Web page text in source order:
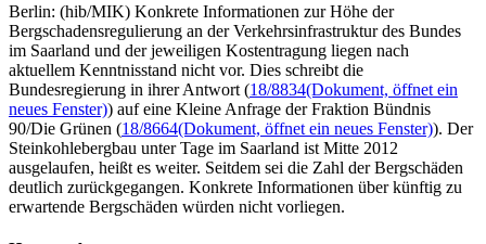
Berlin: (hib/MIK) Konkrete Informationen zur Höhe der
Bergschadensregulierung an der Verkehrsinfrastruktur des Bundes
im Saarland und der jeweiligen Kostentragung liegen nach
aktuellem Kenntnisstand nicht vor. Dies schreibt die
Bundesregierung in ihrer Antwort (18/8834(Dokument, öffnet ein
neues Fenster)) auf eine Kleine Anfrage der Fraktion Bündnis
90/Die Grünen (18/8664(Dokument, öffnet ein neues Fenster)). Der
Steinkohlebergbau unter Tage im Saarland ist Mitte 2012
ausgelaufen, heißt es weiter. Seitdem sei die Zahl der Bergschäden
deutlich zurückgegangen. Konkrete Informationen über künftig zu
erwartende Bergschäden würden nicht vorliegen.